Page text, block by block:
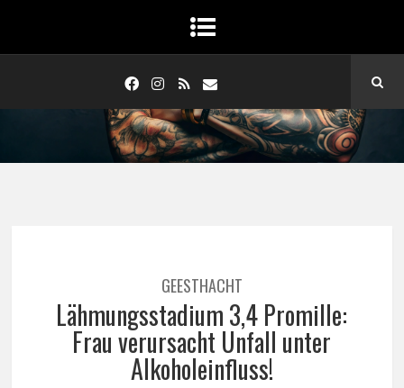
GEESTHACHT
Lähmungsstadium 3,4 Promille:
Frau verursacht Unfall unter
Alkoholeinfluss!